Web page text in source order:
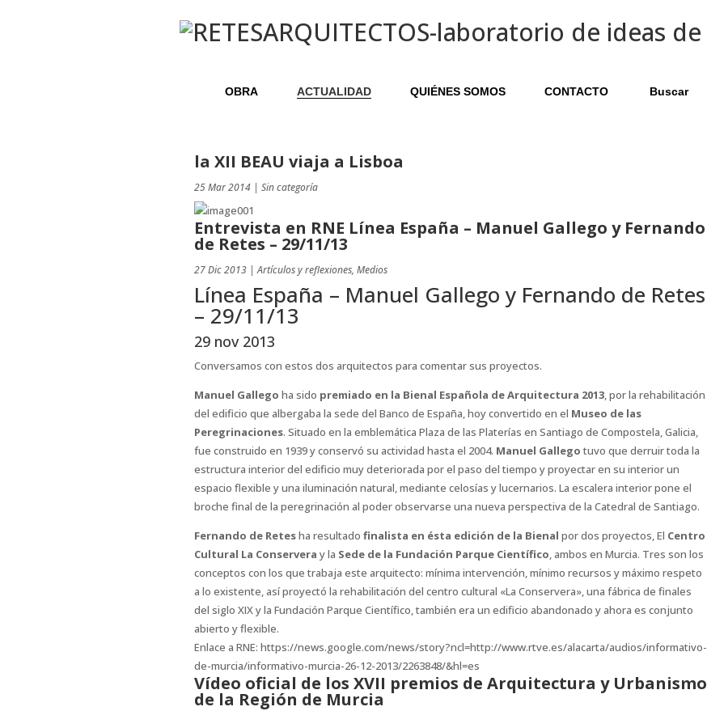
OBRA ACTUALIDAD QUIÉNES SOMOS CONTACTO Buscar
la XII BEAU viaja a Lisboa
25 Mar 2014 | Sin categoría
Entrevista en RNE Línea España – Manuel Gallego y Fernando
de Retes – 29/11/13
27 Dic 2013 |Artículos y reflexiones, Medios
Línea España – Manuel Gallego y Fernando de Retes
– 29/11/13
29 nov 2013
Conversamos con estos dos arquitectos para comentar sus proyectos.
Manuel Gallego ha sido premiado en la Bienal Española de Arquitectura 2013, por la rehabilitación
del edificio que albergaba la sede del Banco de España, hoy convertido en el Museo de las
Peregrinaciones. Situado en la emblemática Plaza de las Platerías en Santiago de Compostela, Galicia,
fue construido en 1939 y conservó su actividad hasta el 2004. Manuel Gallego tuvo que derruir toda la
estructura interior del edificio muy deteriorada por el paso del tiempo y proyectar en su interior un
espacio flexible y una iluminación natural, mediante celosías y lucernarios. La escalera interior pone el
broche final de la peregrinación al poder observarse una nueva perspectiva de la Catedral de Santiago.
Fernando de Retesha resultado finalista en ésta edición de la Bienal por dos proyectos, El Centro
Cultural La Conservera y la Sede de la Fundación Parque Científico, ambos en Murcia. Tres son los
conceptos con los que trabaja este arquitecto: mínima intervención, mínimo recursos y máximo respeto
a lo existente, así proyectó la rehabilitación del centro cultural «La Conservera», una fábrica de finales
del siglo XIX y la Fundación Parque Científico, también era un edificio abandonado y ahora es conjunto
abierto y flexible.
Enlace a RNE: https://news.google.com/news/story?ncl=http://www.rtve.es/alacarta/audios/informativo-
de-murcia/informativo-murcia-26-12-2013/2263848/&hl=es
Vídeo oficial de los XVII premios de Arquitectura y Urbanismo
de la Región de Murcia